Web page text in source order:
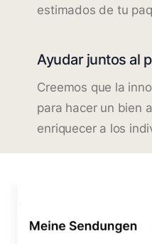
estimados de tu
Ayudar juntos al
Creemos que la
para hacer un bien
enriquecer a los